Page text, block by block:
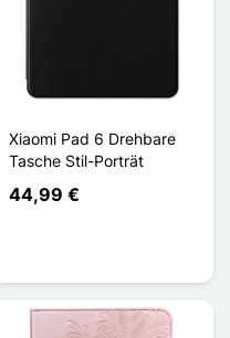
Xiaomi Pad 6 Drehbare
Tasche Stil-Porträt
44,99 €